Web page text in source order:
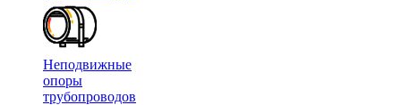
Неподвижные
опоры
трубопроводов